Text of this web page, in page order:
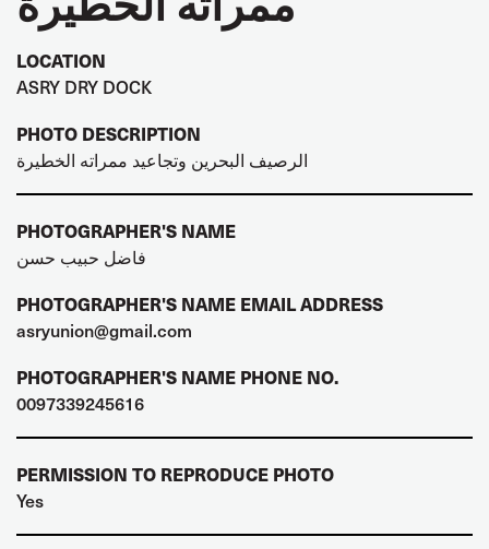
LOCATION
ASRY DRY DOCK
PHOTO DESCRIPTION
الرصيف البحرين وتجاعيد ممراته الخطيرة
PHOTOGRAPHER'S NAME
فاضل حبيب حسن
PHOTOGRAPHER'S NAME EMAIL ADDRESS
asryunion@gmail.com
PHOTOGRAPHER'S NAME PHONE NO.
0097339245616
PERMISSION TO REPRODUCE PHOTO
Yes